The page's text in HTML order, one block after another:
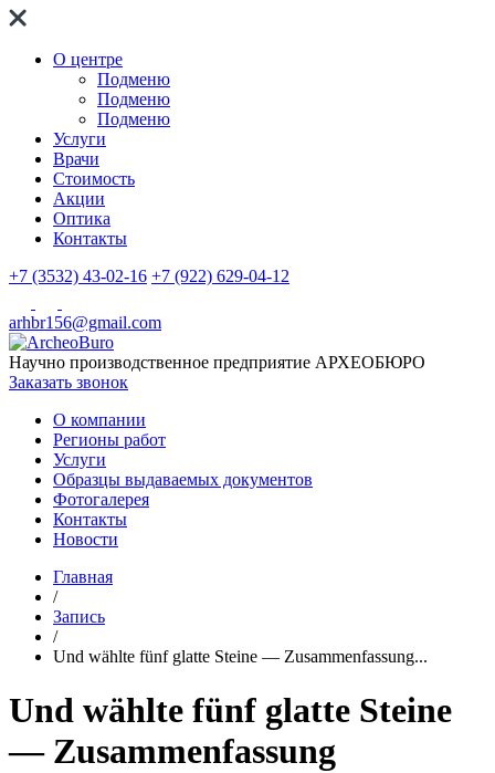
О центре
Подменю
Подменю
Подменю
Услуги
Врачи
Стоимость
Акции
Оптика
Контакты
+7 (3532) 43-02-16 +7 (922) 629-04-12
arhbr156@gmail.com
Научно производственное предприятие АРХЕОБЮРО
Заказать звонок
О компании
Регионы работ
Услуги
Образцы выдаваемых документов
Фотогалерея
Контакты
Новости
Главная
/
Запись
/
Und wählte fünf glatte Steine — Zusammenfassung...
Und wählte fünf glatte Steine
— Zusammenfassung